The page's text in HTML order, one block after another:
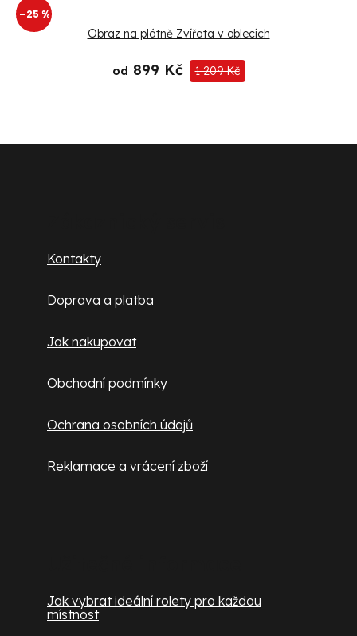
–25 %
Obraz na plátně Zvířata v oblecích
od 899 Kč 1 209 Kč
Kontakty
Doprava a platba
Jak nakupovat
Obchodní podmínky
Ochrana osobních údajů
Reklamace a vrácení zboží
Jak vybrat ideální rolety pro každou
místnost